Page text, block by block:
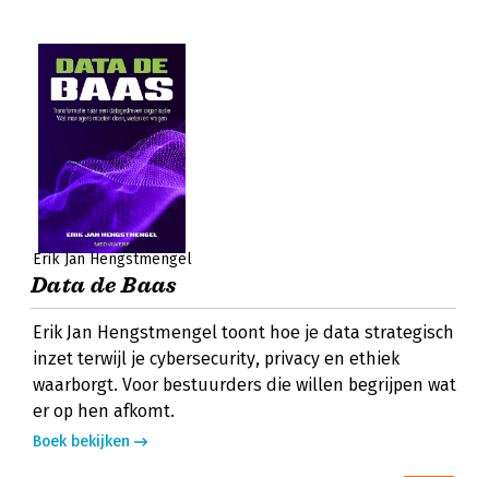
Erik Jan Hengstmengel
Data de Baas
Erik Jan Hengstmengel toont hoe je data strategisch
inzet terwijl je cybersecurity, privacy en ethiek
waarborgt. Voor bestuurders die willen begrijpen wat
er op hen afkomt.
Boek bekijken